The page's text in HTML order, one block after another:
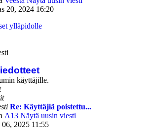
20, 2024 16:20
ylläpidolle
käyttäjille.
Re: Käyttäjiä poistettu...
A13 Näytä uusin viesti
2025 11:55